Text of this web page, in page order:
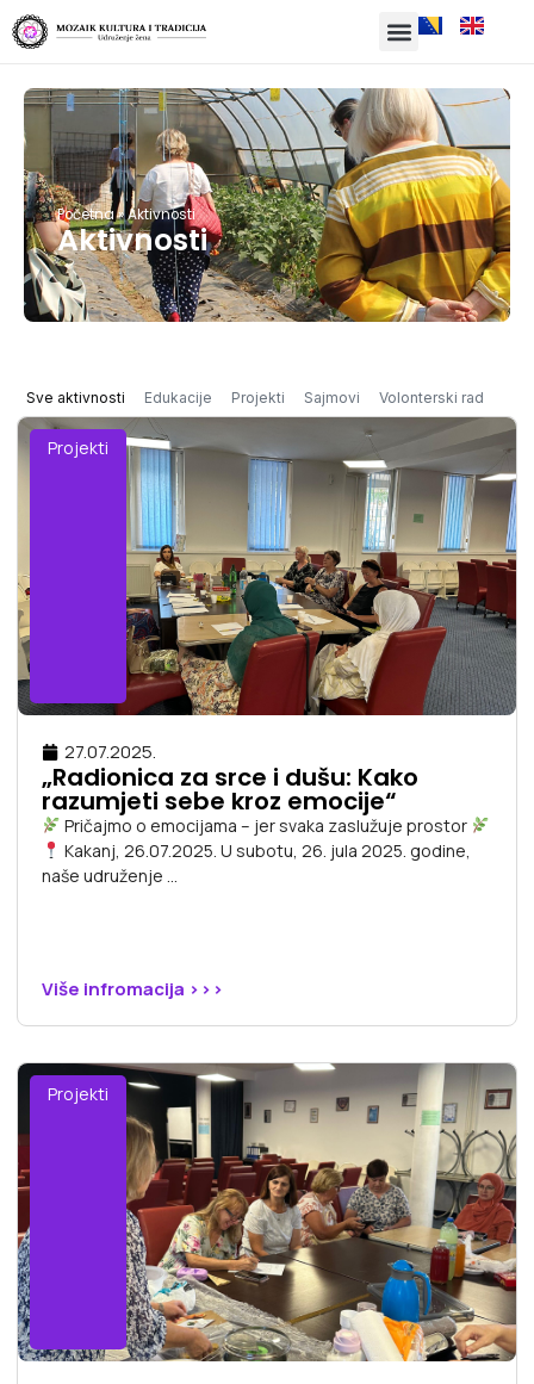
Početna»Aktivnosti
Aktivnosti
Edukacije Projekti Sajmovi Volonterski rad
Sve aktivnosti
Projekti
27.07.2025.
„Radionica za srce i dušu: Kako
razumjeti sebe kroz emocije“
Pričajmo o emocijama – jer svaka zaslužuje prostor
Kakanj, 26.07.2025. U subotu, 26. jula 2025. godine,
naše udruženje ...
Više infromacija >>>
Projekti